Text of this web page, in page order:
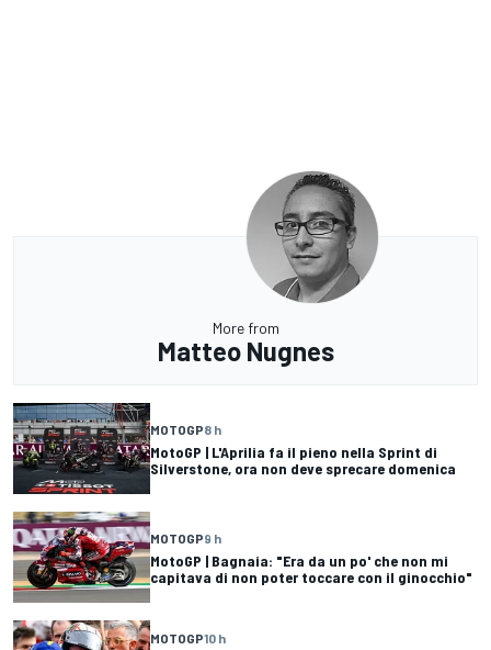
More from
Matteo Nugnes
MOTOGP8 h
MotoGP | L'Aprilia fa il pieno nella Sprint di
Silverstone, ora non deve sprecare domenica
MOTOGP9 h
MotoGP | Bagnaia: "Era da un po' che non mi
capitava di non poter toccare con il ginocchio"
MOTOGP10 h